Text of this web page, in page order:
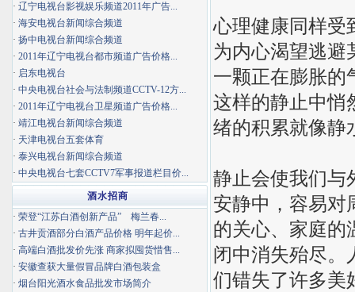
心理健康同样受
为内心渴望逃避
一颗正在膨胀的
这样的静止中悄
绪的积累就像静
静止会使我们与
安静中，容易对
的关心、家庭的
闭中消失殆尽。
们错失了许多美
· 辽宁电视台影视娱乐频道2011年广告...
· 海安电视台新闻综合频道
· 扬中电视台新闻综合频道
· 2011年辽宁电视台都市频道广告价格...
· 启东电视台
· 中央电视台社会与法制频道CCTV-12方...
· 2011年辽宁电视台卫星频道广告价格...
· 靖江电视台新闻综合频道
· 天津电视台五套体育
· 泰兴电视台新闻综合频道
· 中央电视台七套CCTV7军事报道栏目价...
酒水招商
· 荣登“江苏白酒创新产品” 梅兰春...
· 古井贡酒部分白酒产品价格 明年起价...
· 高端白酒批发价先涨 商家拟囤货惜售...
· 安徽查获大量假冒品牌白酒包装盒
· 烟台阳光酒水食品批发市场简介